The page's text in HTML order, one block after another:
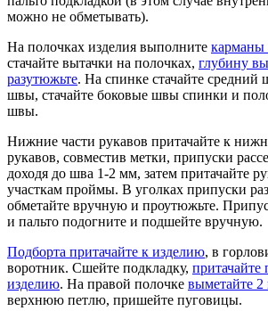
можно не обметывать).
На полочках изделия выполните карманы
стачайте вытачки на полочках, глубину
разутюжьте. На спинке стачайте средний
швы, стачайте боковые швы спинки и
швы.
Нижние части рукавов притачайте к
рукавов, совместив метки, припуски
доходя до шва 1-2 мм, затем притачайте
участкам проймы. В уголках припуски
обметайте вручную и проутюжьте.
и пальто подогните и подшейте вручную.
Подборта притачайте к изделию, в
воротник. Сшейте подкладку, притачайте
изделию. На правой полочке выметайте 2
верхнюю петлю, пришейте пуговицы.